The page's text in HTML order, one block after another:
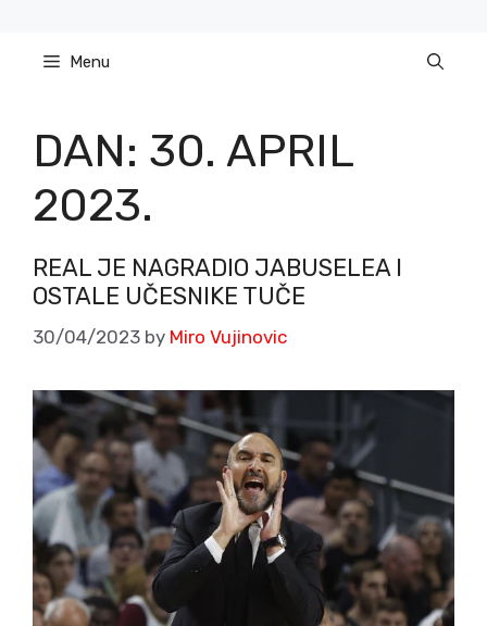
content Menu
DAN: 30. APRIL
2023.
REAL JE NAGRADIO JABUSELEA I
OSTALE UČESNIKE TUČE
30/04/2023 by Miro Vujinovic